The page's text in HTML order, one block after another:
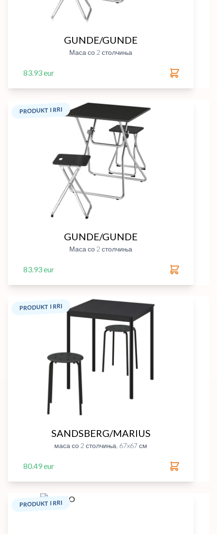
GUNDE/GUNDE
Маса со 2 столчиња
83.93 eur
PRODUKT I RRI
GUNDE/GUNDE
Маса со 2 столчиња
83.93 eur
PRODUKT I RRI
SANDSBERG/MARIUS
маса со 2 столчиња, 67x67 см
80.49 eur
PRODUKT I RRI